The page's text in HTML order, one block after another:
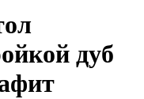
дуб